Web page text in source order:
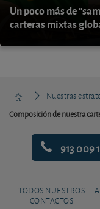
Un poco más de
carteras mixtas
Nuestras
Composición de nuestra
913 009
TODOS NUESTROS
CONTACTOS